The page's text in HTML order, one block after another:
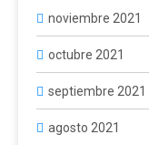
noviembre 2021
octubre 2021
septiembre 2021
agosto 2021